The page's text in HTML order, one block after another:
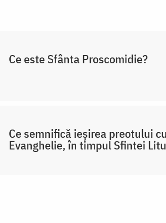
Ce este Sfânta Proscomidie?
Ce semnifică ieșirea preotului
Evanghelie, în timpul Sfintei